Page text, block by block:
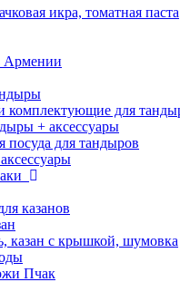
икра, томатная паста
Армении
комплектующие для
+ аксессуары
посуда для тандыров
казанов
казан с крышкой, шумовка
Пчак